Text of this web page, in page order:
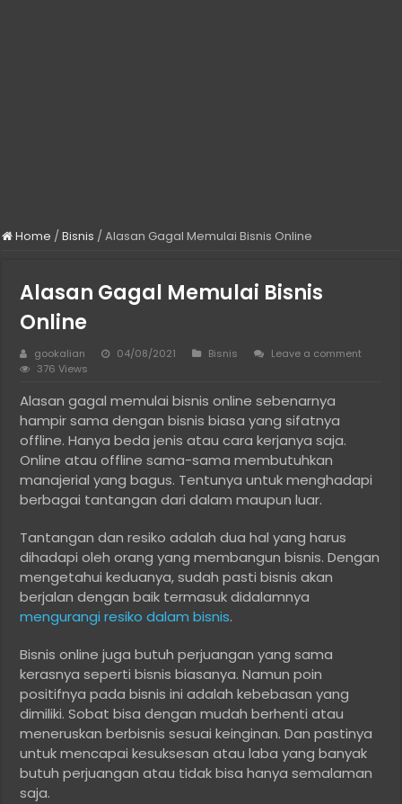
Home / Bisnis / Alasan Gagal Memulai Bisnis Online
Alasan Gagal Memulai Bisnis
Online
gookalian 04/08/2021 Bisnis
Leave a comment
376 Views
Alasan gagal memulai bisnis online sebenarnya
hampir sama dengan bisnis biasa yang sifatnya
offline. Hanya beda jenis atau cara kerjanya saja.
Online atau offline sama-sama membutuhkan
manajerial yang bagus. Tentunya untuk menghadapi
berbagai tantangan dari dalam maupun luar.
Tantangan dan resiko adalah dua hal yang harus
dihadapi oleh orang yang membangun bisnis. Dengan
mengetahui keduanya, sudah pasti bisnis akan
berjalan dengan baik termasuk didalamnya
mengurangi resiko dalam bisnis.
Bisnis online juga butuh perjuangan yang sama
kerasnya seperti bisnis biasanya. Namun poin
positifnya pada bisnis ini adalah kebebasan yang
dimiliki. Sobat bisa dengan mudah berhenti atau
meneruskan berbisnis sesuai keinginan. Dan pastinya
untuk mencapai kesuksesan atau laba yang banyak
butuh perjuangan atau tidak bisa hanya semalaman
saja.